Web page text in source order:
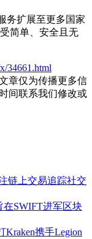
务扩展至更多国家
简单、安全且无
34661.html
章仅为传播更多信
间联系我们修改或
链上交易追踪社交
SWIFT进军区块
Kraken携手Legion